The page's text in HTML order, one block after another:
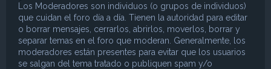
Los Moderadores son individuos (o grupos de individuos)
que cuidan el foro día a día. Tienen la autoridad para editar
o borrar mensajes, cerrarlos, abrirlos, moverlos, borrar y
separar temas en el foro que moderan. Generalmente, los
moderadores están presentes para evitar que los usuarios
se salgan del tema tratado o publiquen spam y/o